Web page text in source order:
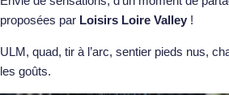
proposées par Loisirs Loire Valley !
ULM, quad, tir à l’arc, sentier pieds nus,
les goûts.